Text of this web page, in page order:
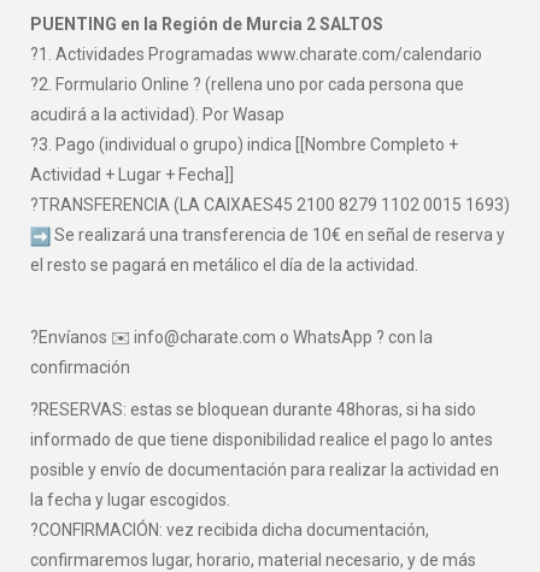
PUENTING en la Región de Murcia 2 SALTOS
?1. Actividades Programadas www.charate.com/calendario
?2. Formulario Online ? (rellena uno por cada persona que
acudirá a la actividad). Por Wasap
?3. Pago (individual o grupo) indica [[Nombre Completo +
Actividad + Lugar + Fecha]]
?TRANSFERENCIA (LA CAIXAES45 2100 8279 1102 0015 1693)
Se realizará una transferencia de 10€ en señal de reserva y
el resto se pagará en metálico el día de la actividad.
?Envíanos ✉️ info@charate.com o WhatsApp ? con la
confirmación
?RESERVAS: estas se bloquean durante 48horas, si ha sido
informado de que tiene disponibilidad realice el pago lo antes
posible y envío de documentación para realizar la actividad en
la fecha y lugar escogidos.
?CONFIRMACIÓN: vez recibida dicha documentación,
confirmaremos lugar, horario, material necesario, y de más